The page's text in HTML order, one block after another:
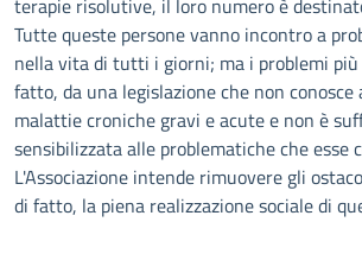
terapie risolutive, il loro numero è
Tutte queste persone vanno incontro a
nella vita di tutti i giorni; ma i problemi
fatto, da una legislazione che non conosce
malattie croniche gravi e acute e non è
sensibilizzata alle problematiche che esse
L'Associazione intende rimuovere gli
di fatto, la piena realizzazione sociale di